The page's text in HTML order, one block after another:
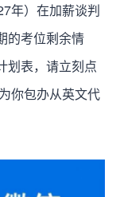
年）在加薪谈判
的考位剩余情
划表，请立刻点
你包办从英文代